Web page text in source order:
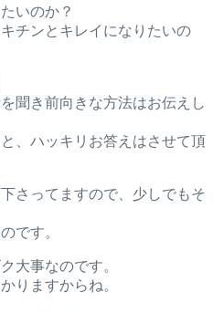
いのか？
チンとキレイになりたいの
聞き前向きな方法はお伝えし
、ハッキリお答えはさせて頂
さってますので、少しでもそ
です。
大事なのです。
りますからね。